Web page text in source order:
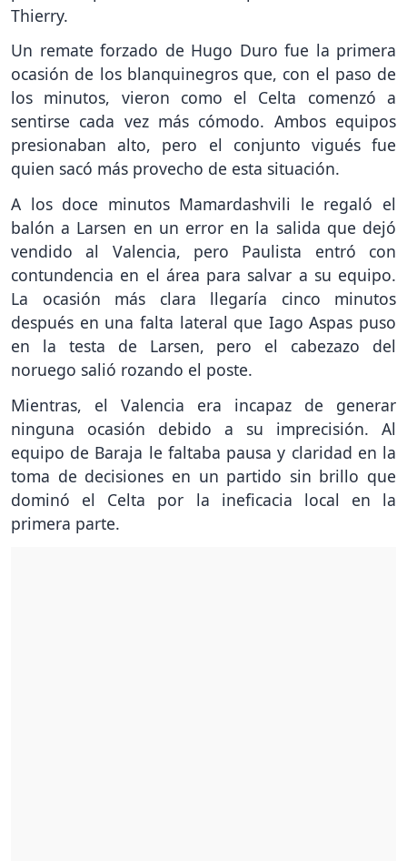
Thierry.
Un remate forzado de Hugo Duro fue la primera
ocasión de los blanquinegros que, con el paso de
los minutos, vieron como el Celta comenzó a
sentirse cada vez más cómodo. Ambos equipos
presionaban alto, pero el conjunto vigués fue
quien sacó más provecho de esta situación.
A los doce minutos Mamardashvili le regaló el
balón a Larsen en un error en la salida que dejó
vendido al Valencia, pero Paulista entró con
contundencia en el área para salvar a su equipo.
La ocasión más clara llegaría cinco minutos
después en una falta lateral que Iago Aspas puso
en la testa de Larsen, pero el cabezazo del
noruego salió rozando el poste.
Mientras, el Valencia era incapaz de generar
ninguna ocasión debido a su imprecisión. Al
equipo de Baraja le faltaba pausa y claridad en la
toma de decisiones en un partido sin brillo que
dominó el Celta por la ineficacia local en la
primera parte.